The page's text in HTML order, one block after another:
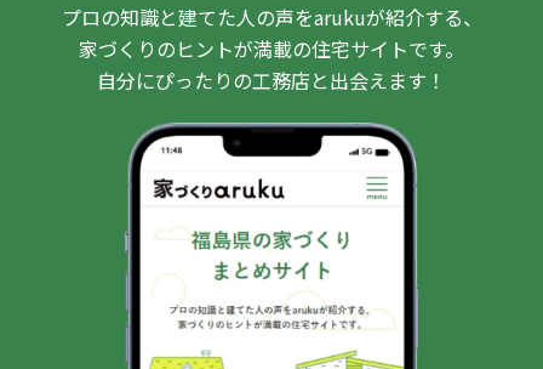
プロの知識と建てた人の声をarukuが紹介する、
家づくりのヒントが満載の住宅サイトです。
自分にぴったりの工務店と出会えます！